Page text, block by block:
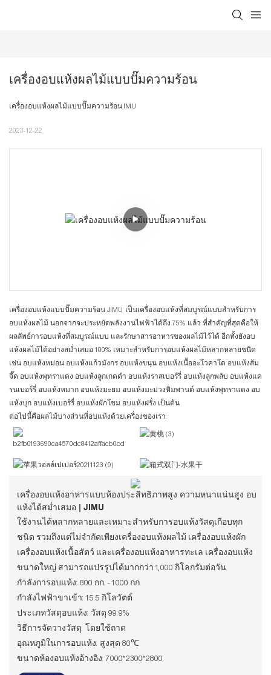
เครื่องอบแห้งผลไม้แบบปั๊มความร้อน
เครื่องอบแห้งผลไม้แบบปั๊มความร้อน IMU
2023-12-22
เครื่องอบแห้งแบบปั๊มความร้อน JIMU เป็นเครื่องอบแห้งที่สมบูรณ์แบบสำหรับการ
อบแห้งผลไม้ นอกจากจะประหยัดพลังงานไฟฟ้าได้ถึง 75% แล้ว ที่สำคัญที่สุดคือให้
ผลลัพธ์การอบแห้งที่สมบูรณ์แบบ และรักษาสารอาหารของผลไม้ไว้ได้ อีกทั้งยังอบ
แห้งผลไม้ได้อย่างสม่ำเสมอ 100% เหมาะสำหรับการอบแห้งผลไม้หลากหลายชนิด
เช่น อบแห้งหม่อน อบแห้งแก้วมังกร อบแห้งขนุน อบแห้งเนื้ออะโวคาโด อบแห้งส้ม
จี๊ด อบแห้งพุทราแดง อบแห้งลูกเกดดำ อบแห้งราสเบอร์รี่ อบแห้งลูกพลับ อบแห้งแค
รนเบอร์รี่ อบแห้งหมาก อบแห้งมะยม อบแห้งมะม่วงหิมพานต์ อบแห้งพุทราแดง อบ
แห้งบุก อบแห้งเบอร์รี่ อบแห้งผักโขม อบแห้งฝรั่ง เป็นต้น
ต่อไปนี้คือผลไม้บางส่วนที่อบแห้งด้วยเครื่องของเรา:
เครื่องอบแห้งอาหารแบบห้องประสิทธิภาพสูง ความหนาแน่นสูง อบ
แห้งได้สม่ำเสมอ | JIMU
ใช้งานได้หลากหลายและเหมาะสำหรับการอบแห้งวัสดุเกือบทุก
ชนิด รวมถึงแต่ไม่จำกัดเพียงเครื่องอบแห้งผลไม้ เครื่องอบแห้งผัก
เครื่องอบแห้งเนื้อสัตว์ และเครื่องอบแห้งอาหารทะเล เครื่องอบแห้ง
ขนาดใหญ่ สามารถแปรรูปได้มากกว่า 1,000 กิโลกรัมต่อวัน
กำลังการอบแห้ง: 800 กก. - 1000 กก.
กำลังไฟฟ้าขาเข้า: 15.5 กิโลวัตต์
ประเภทวัสดุอบแห้ง: วัสดุ 99.9%
วิธีการจัดวางวัสดุ: โดยใช้ถาด
อุณหภูมิในการอบแห้ง: สูงสุด 80℃
ขนาดห้องอบแห้งอ้างอิง: 7000*2300*2800